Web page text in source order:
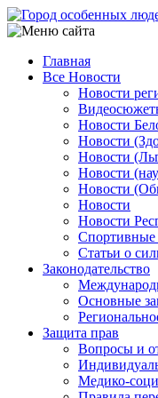
Перейти
к
содержанию
Main
navigation
Главная
Все Новости
Новости
Новости
Новости
Новости
Новости
Новости
Новости
Новости
Спортивные
Статьи о
Законодательство
Основные
Защита прав
Вопросы и
Медико-